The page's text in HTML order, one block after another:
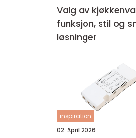
Valg av
funksjon, stil og
løsninger
inspiration
02. April 2026